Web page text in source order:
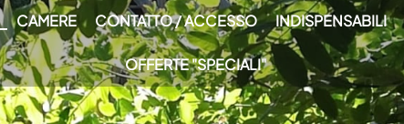
CAMERE CONTATTO / ACCESSO INDISPENSABILI
OFFERTE "SPECIALI"